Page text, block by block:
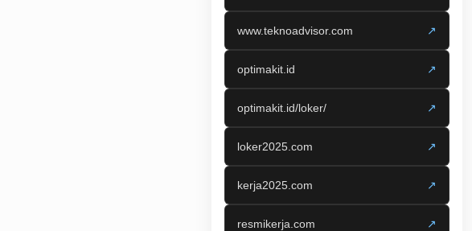
www.teknoadvisor.com ↗
optimakit.id ↗
optimakit.id/loker/ ↗
loker2025.com ↗
kerja2025.com ↗
resmikerja.com ↗